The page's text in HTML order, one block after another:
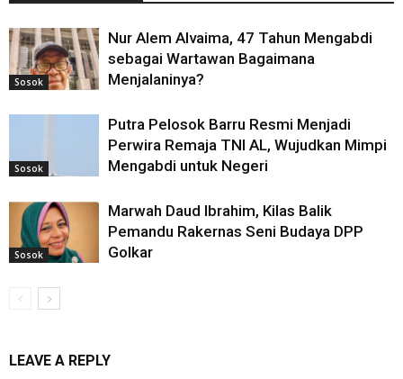
Sosok
Nur Alem Alvaima, 47 Tahun Mengabdi
sebagai Wartawan Bagaimana
Menjalaninya?
Sosok
Putra Pelosok Barru Resmi Menjadi
Perwira Remaja TNI AL, Wujudkan Mimpi
Mengabdi untuk Negeri
Sosok
Marwah Daud Ibrahim, Kilas Balik
Pemandu Rakernas Seni Budaya DPP
Golkar
LEAVE A REPLY